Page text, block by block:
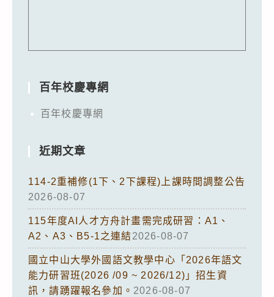
百年校慶專網
百年校慶專網
近期文章
114-2重補修(1下、2下課程)上課時間調整公告
2026-08-07
115年度AI人才方舟計畫需完成研習：A1、
A2、A3、B5-1之連結2026-08-07
國立中山大學外國語文教學中心「2026年語文
能力研習班(2026 /09 ~ 2026/12)」招生資
訊，請踴躍報名參加。 2026-08-07